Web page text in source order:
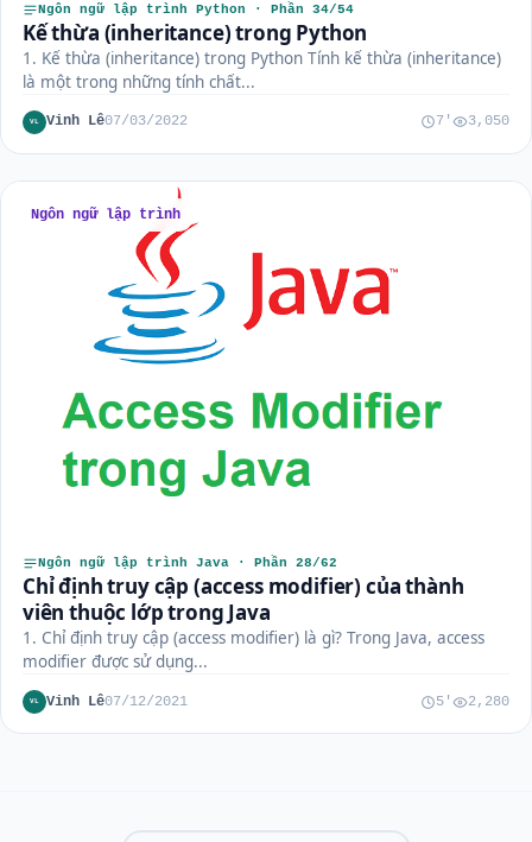
Ngôn ngữ lập trình Python · Phần 34/54
Kế thừa (inheritance) trong Python
1. Kế thừa (inheritance) trong Python Tính kế thừa (inheritance)
là một trong những tính chất...
VL Vinh Lê07/03/2022 7' 3,050
Ngôn ngữ lập trình
Ngôn ngữ lập trình Java · Phần 28/62
Chỉ định truy cập (access modifier) của thành
viên thuộc lớp trong Java
1. Chỉ định truy cập (access modifier) là gì? Trong Java, access
modifier được sử dụng...
VL Vinh Lê07/12/2021 5' 2,280